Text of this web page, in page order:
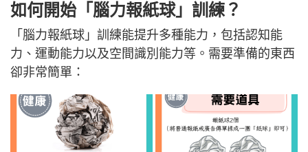
如何開始「腦力報紙球」訓練？
「腦力報紙球」訓練能提升多種能力，包括認知能
力、運動能力以及空間識別能力等。需要準備的東西
卻非常簡單：